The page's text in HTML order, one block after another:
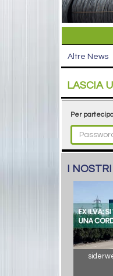
Altre News
LASCIA
Per
I